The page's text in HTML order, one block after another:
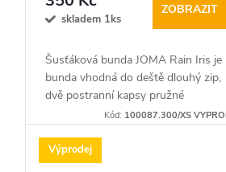
skladem 1ks
ZOBRAZIT
Šusťáková bunda JOMA Rain Iris je
bunda vhodná do deště dlouhý zip,
dvě postranní kapsy pružné
manžety pro optimální nošení
Kód: 100087.300/XS
Výprodej